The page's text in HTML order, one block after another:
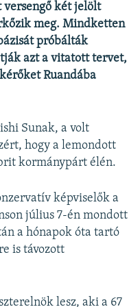
két jelölt
meg. Mindketten
próbálták
azt a vitatott tervet,
Ruandába
Sunak, a volt
hogy a lemondott
kormánypárt élén.
képviselők a
július 7-én mondott
a hónapok óta tartó
is távozott
lesz, aki a 67